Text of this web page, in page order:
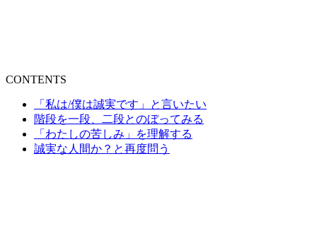
CONTENTS
「私は/僕は誠実です」と言いたい
階段を一段、二段とのぼってみる
「わたしの苦しみ」を理解する
誠実な人間か？と再度問う